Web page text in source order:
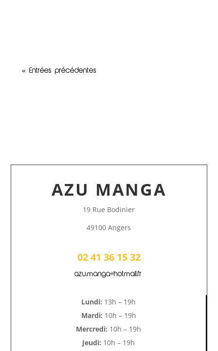
« Entrées précédentes
AZU MANGA
19 Rue Bodinier
49100 Angers
02 41 36 15 32
azu.manga@hotmail.fr
Lundi: 13h – 19h
Mardi: 10h – 19h
Mercredi: 10h – 19h
Jeudi: 10h – 19h